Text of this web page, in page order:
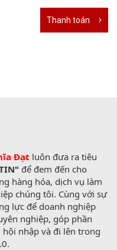
Thanh toán
Đạt luôn đưa ra tiêu
để đem đến cho
hàng hóa, dịch vụ làm
chúng tôi. Cùng với sự
lực để doanh nghiệp
nghiệp, góp phần
nhập và đi lên trong